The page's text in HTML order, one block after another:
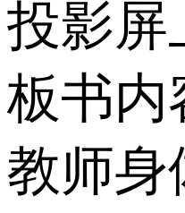
投影屏
板书内
教师身